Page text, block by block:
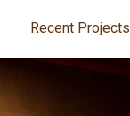
Recent Projects